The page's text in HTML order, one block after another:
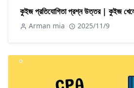
কুইজ প্রতিযোগিতা প্রশ্ন উত্তর | কুইজ খেলে
Arman mia 2025/11/9